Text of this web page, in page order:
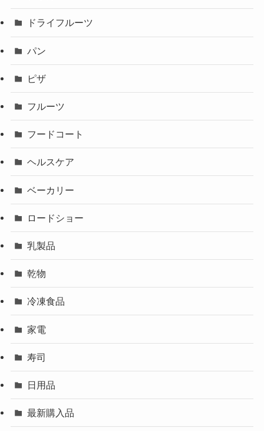
ドライフルーツ
パン
ピザ
フルーツ
フードコート
ヘルスケア
ベーカリー
ロードショー
乳製品
乾物
冷凍食品
家電
寿司
日用品
最新購入品